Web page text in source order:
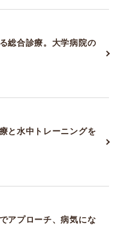
総合診療。大学病院の
と水中トレーニングを
アプローチ、病気にな